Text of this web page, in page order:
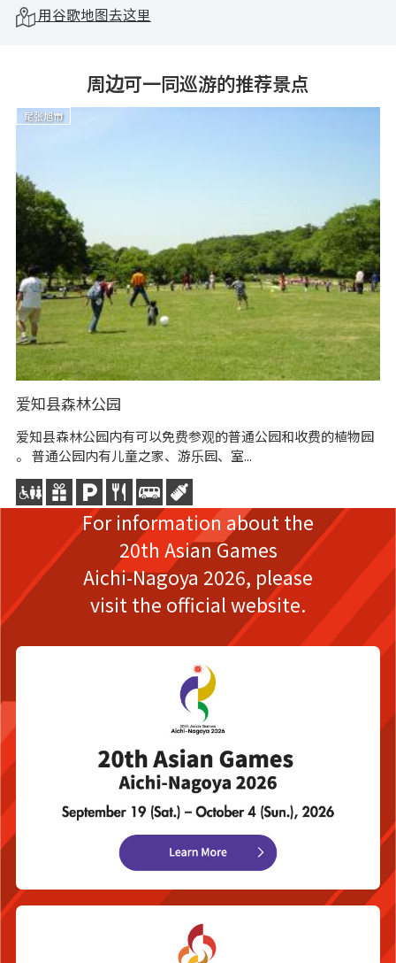
用谷歌地图去这里
周边可一同巡游的推荐景点
尾张旭市
爱知县森林公园
爱知县森林公园内有可以免费参观的普通公园和收费的植物园
。 普通公园内有儿童之家、游乐园、室...
For information about the
20th Asian Games
Aichi-Nagoya 2026, please
visit the official website.